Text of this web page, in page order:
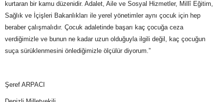
kurtaran bir kamu düzenidir. Adalet, Aile ve Sosyal Hizmetler, Millî Eğitim,
Sağlık ve İçişleri Bakanlıkları ile yerel yönetimler aynı çocuk için hep
beraber çalışmalıdır. Çocuk adaletinde başarı kaç çocuğa ceza
verdiğimizle ve bunun ne kadar uzun olduğuyla ilgili değil, kaç çocuğun
suça sürüklenmesini önlediğimizle ölçülür diyorum.”
Şeref ARPACI